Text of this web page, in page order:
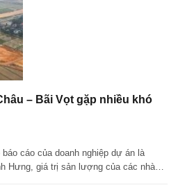
– Bãi Vọt gặp nhiều khó
cáo của doanh nghiệp dự án là
Hưng, giá trị sản lượng của các nhà…